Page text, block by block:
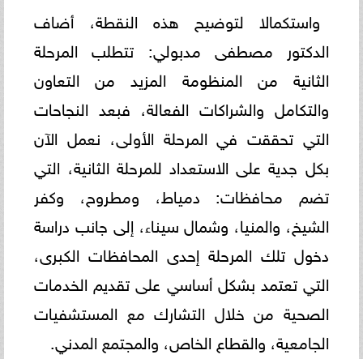
واستكمالا لتوضيح هذه النقطة، أضاف
الدكتور مصطفى مدبولي: تتطلب المرحلة
الثانية من المنظومة المزيد من التعاون
والتكامل والشراكات الفعالة، فبعد النجاحات
التي تحققت في المرحلة الأولى، نعمل الآن
بكل جدية على الاستعداد للمرحلة الثانية، التي
تضم محافظات: دمياط، ومطروح، وكفر
الشيخ، والمنيا، وشمال سيناء، إلى جانب دراسة
دخول تلك المرحلة إحدى المحافظات الكبرى،
التي تعتمد بشكل أساسي على تقديم الخدمات
الصحية من خلال التشارك مع المستشفيات
الجامعية، والقطاع الخاص، والمجتمع المدني.